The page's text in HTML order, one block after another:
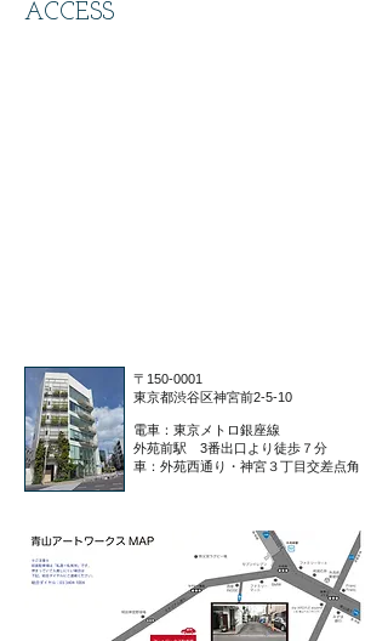
ACCESS
〒150-0001
東京都渋谷区神宮前2-5-10
電車：東京メトロ銀座線
外苑前駅 3番出口より徒歩７分
車：外苑西通り・神宮３丁目交差点角